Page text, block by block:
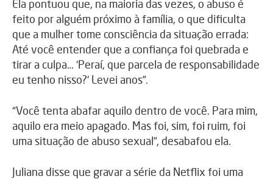
Ela pontuou que, na maioria das vezes, o abuso é
feito por alguém próximo à família, o que dificulta
que a mulher tome consciência da situação errada:
Até você entender que a confiança foi quebrada e
tirar a culpa… ‘Peraí, que parcela de responsabilidade
eu tenho nisso?’ Levei anos”.
“Você tenta abafar aquilo dentro de você. Para mim,
aquilo era meio apagado. Mas foi, sim, foi ruim, foi
uma situação de abuso sexual”, desabafou ela.
Juliana disse que gravar a série da Netflix foi uma